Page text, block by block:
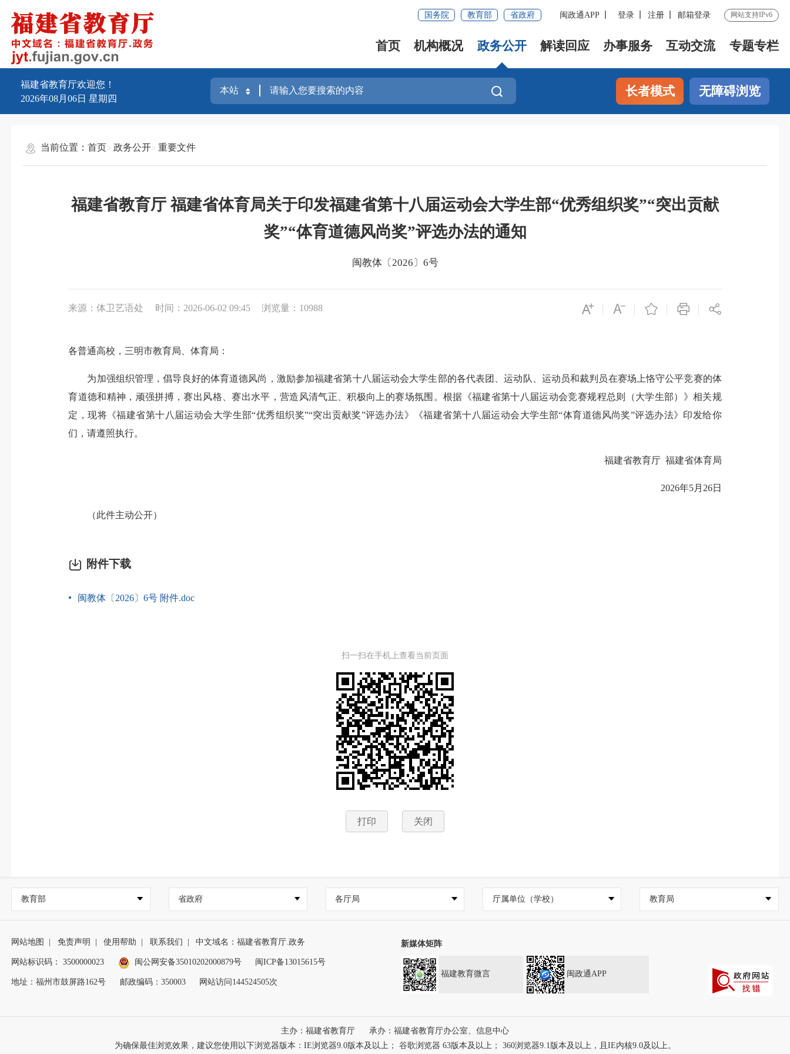
国务院 教育部 省政府 闽政通APP 登录 注册 邮箱登录 网站支持IPv6
首页 机构概况 政务公开 解读回应 办事服务 互动交流 专题专栏
福建省教育厅欢迎您！
2026年08月06日 星期四
长者模式 无障碍浏览
当前位置：首页 政务公开 重要文件
福建省教育厅 福建省体育局关于印发福建省第十八届运动会大学生部“优秀组织奖”“突出贡献
奖”“体育道德风尚奖”评选办法的通知
闽教体〔2026〕6号
来源：体卫艺语处 时间：2026-06-02 09:45 浏览量：10988
各普通高校，三明市教育局、体育局：
为加强组织管理，倡导良好的体育道德风尚，激励参加福建省第十八届运动会大学生部的各代表团、运动队、运动员和裁判员在赛场上恪守公平竞赛的体
育道德和精神，顽强拼搏，赛出风格、赛出水平，营造风清气正、积极向上的赛场氛围。根据《福建省第十八届运动会竞赛规程总则（大学生部）》相关规
定，现将《福建省第十八届运动会大学生部“优秀组织奖”“突出贡献奖”评选办法》《福建省第十八届运动会大学生部“体育道德风尚奖”评选办法》印发给你
们，请遵照执行。
福建省教育厅 福建省体育局
2026年5月26日
（此件主动公开）
附件下载
闽教体〔2026〕6号 附件.doc
扫一扫在手机上查看当前页面
打印 关闭
教育部 省政府 各厅局 厅属单位（学校） 教育局
网站地图 | 免责声明 | 使用帮助 | 联系我们 | 中文域名：福建省教育厅.政务
网站标识码： 3500000023 闽公网安备35010202000879号 闽ICP备13015615号
地址：福州市鼓屏路162号 邮政编码：350003 网站访问144524505次
新媒体矩阵
福建教育微言 闽政通APP
主办：福建省教育厅
承办：福建省教育厅办公室、信息中心
为确保最佳浏览效果，建议您使用以下浏览器版本：IE浏览器9.0版本及以上； 谷歌浏览器 63版本及以上； 360浏览器9.1版本及以上，且IE内核9.0及以上。